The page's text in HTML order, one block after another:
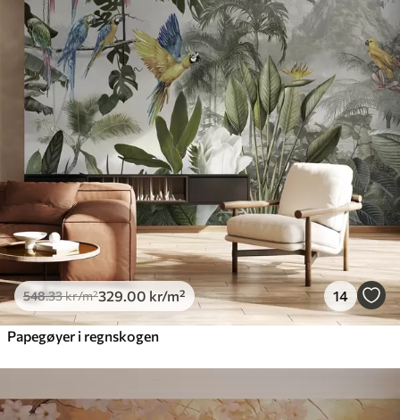
548.33kr/m²329 .00 kr/m² 14
Papegøyer i regnskogen